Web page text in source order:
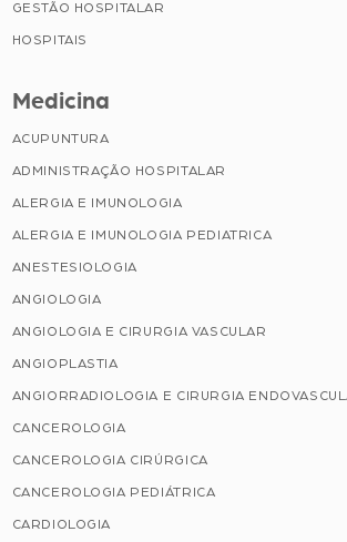
GESTÃO HOSPITALAR
HOSPITAIS
Medicina
ACUPUNTURA
ADMINISTRAÇÃO HOSPITALAR
ALERGIA E IMUNOLOGIA
ALERGIA E IMUNOLOGIA PEDIATRICA
ANESTESIOLOGIA
ANGIOLOGIA
ANGIOLOGIA E CIRURGIA VASCULAR
ANGIOPLASTIA
ANGIORRADIOLOGIA E CIRURGIA
CANCEROLOGIA
CANCEROLOGIA CIRÚRGICA
CANCEROLOGIA PEDIÁTRICA
CARDIOLOGIA